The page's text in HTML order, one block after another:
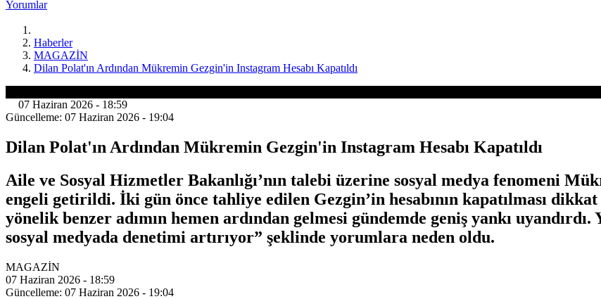
Yorumlar
Haberler
MAGAZİN
Dilan Polat'ın Ardından Mükremin Gezgin'in Instagram Hesabı Kapatıldı
07 Haziran 2026 - 18:59
Güncelleme: 07 Haziran 2026 - 19:04
Dilan Polat'ın Ardından Mükremin Gezgin'in Instagram Hesabı Kapatıldı
Aile ve Sosyal Hizmetler Bakanlığı’nın talebi üzerine sosyal medya fenomeni
engeli getirildi. İki gün önce tahliye edilen Gezgin’in hesabının kapatılması
yönelik benzer adımın hemen ardından gelmesi gündemde geniş yankı
sosyal medyada denetimi artırıyor” şeklinde yorumlara neden oldu.
MAGAZİN
07 Haziran 2026 - 18:59
Güncelleme: 07 Haziran 2026 - 19:04